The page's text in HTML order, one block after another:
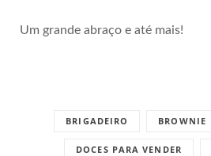
Um grande abraço e até mais!
BRIGADEIRO BROWNIE
DOCES PARA VENDER